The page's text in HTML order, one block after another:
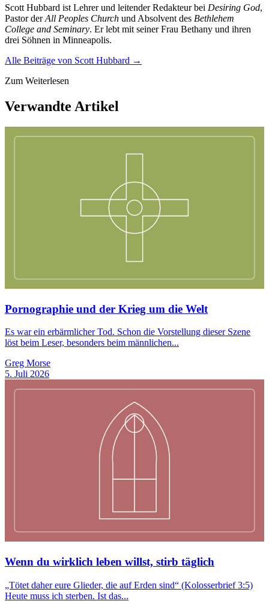
Scott Hubbard ist Lehrer und leitender Redakteur bei Desiring God,
Pastor derAll Peoples Church und Absolvent des Bethlehem
College and Seminary. Er lebt mit seiner Frau Bethany und ihren
drei Söhnen in Minneapolis.
Alle Beiträge von Scott Hubbard →
Zum Weiterlesen
Verwandte Artikel
Pornographie und der Krieg um die Welt
Es war ein erbärmlicher Tod. Schon die Vorstellung dieser Szene
löst beim Leser, besonders beim männlichen...
Greg Morse
5. Juli 2026
Wenn du wirklich leben willst, stirb täglich
„Tötet daher eure Glieder, die auf Erden sind“ (‭‭Kolosserbrief‬ ‭3‬:‭5‬)
Heute muss ich sterben. Ist das...